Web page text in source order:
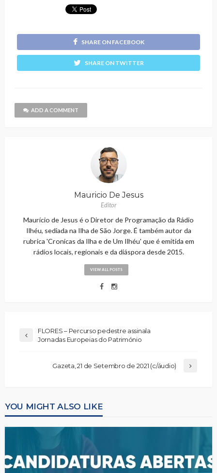
SHARE ON FACEBOOK
SHARE ON TWITTER
ADD A COMMENT
Mauricio De Jesus
Editor
Maurício de Jesus é o Diretor de Programação da Rádio
Ilhéu, sediada na Ilha de São Jorge. É também autor da
rubrica 'Cronicas da Ilha e de Um Ilhéu' que é emitida em
rádios locais, regionais e da diáspora desde 2015.
VIEW ALL POSTS
FLORES – Percurso pedestre assinala
Jornadas Europeias do Património
Gazeta, 21 de Setembro de 2021 (c/áudio)
YOU MIGHT ALSO LIKE